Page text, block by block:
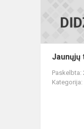
Jaunųjų
Paskelbta:
Kategorija: